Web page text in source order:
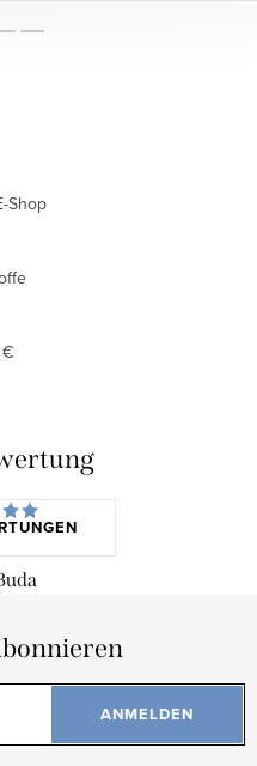
Shop
ANMELDEN